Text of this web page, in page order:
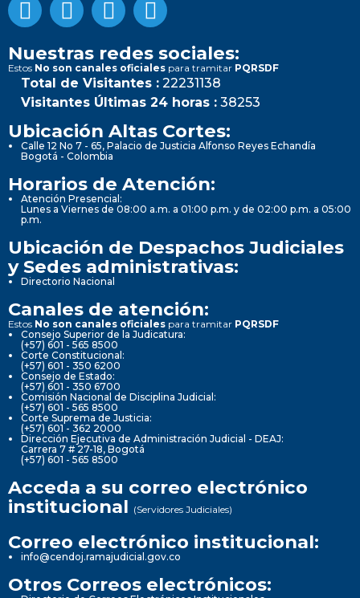
Nuestras redes sociales:
Estos No son canales oficiales para tramitar PQRSDF
Total de Visitantes : 22231138
Visitantes Últimas 24 horas : 38253
Ubicación Altas Cortes:
Calle 12 No 7 - 65, Palacio de Justicia Alfonso Reyes Echandía
Bogotá - Colombia
Horarios de Atención:
Atención Presencial:
Lunes a Viernes de 08:00 a.m. a 01:00 p.m. y de 02:00 p.m. a 05:00
p.m.
Ubicación de Despachos Judiciales
y Sedes administrativas:
Directorio Nacional
Canales de atención:
Estos No son canales oficiales para tramitar PQRSDF
Consejo Superior de la Judicatura:
(+57) 601 - 565 8500
Corte Constitucional:
(+57) 601 - 350 6200
Consejo de Estado:
(+57) 601 - 350 6700
Comisión Nacional de Disciplina Judicial:
(+57) 601 - 565 8500
Corte Suprema de Justicia:
(+57) 601 - 362 2000
Dirección Ejecutiva de Administración Judicial - DEAJ:
Carrera 7 # 27-18, Bogotá
(+57) 601 - 565 8500
Acceda a su correo electrónico
institucional (Servidores Judiciales)
Correo electrónico institucional:
info@cendoj.ramajudicial.gov.co
Otros Correos electrónicos: